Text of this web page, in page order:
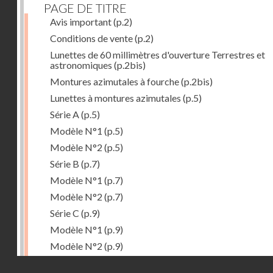
PAGE DE TITRE
Avis important(p.2)
Conditions de vente(p.2)
Lunettes de 60 millimètres d'ouverture Terrestres et
astronomiques (p.2bis)
Montures azimutales à fourche(p.2bis)
Lunettes à montures azimutales (p.5)
Série A (p.5)
Modèle N°1 (p.5)
Modèle N°2 (p.5)
Série B (p.7)
Modèle N°1 (p.7)
Modèle N°2 (p.7)
Série C (p.9)
Modèle N°1 (p.9)
Modèle N°2 (p.9)